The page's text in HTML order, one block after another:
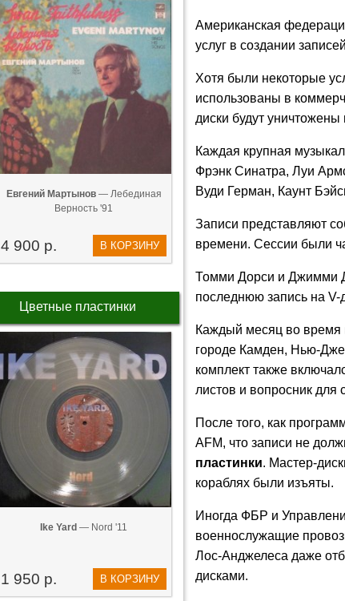
Евгений Мартынов— Лебединая
Верность '91
4 900 р. В КОРЗИНУ
Цветные пластинки
Ike Yard — Nord '11
1 950 р. В КОРЗИНУ
Американская
услуг в создании
Хотя были некоторые
использованы в
диски будут
Каждая крупная
Фрэнк Синатра, Луи
Вуди Герман, Каунт
Записи представляют
времени. Сессии были
Томми Дорси и Джимми
последнюю запись на V-
Каждый месяц во время
городе Камден, Нью-
комплект также
листов и вопросник для
После того, как
AFM, что записи не
пластинки. Мастер-
кораблях были изъяты.
Иногда ФБР и
военнослужащие
Лос-Анджелеса даже
дисками.